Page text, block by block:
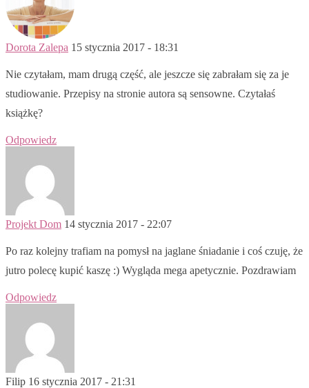
Dorota Zalepa 15 stycznia 2017 - 18:31
Nie czytałam, mam drugą część, ale jeszcze się zabrałam się za je
studiowanie. Przepisy na stronie autora są sensowne. Czytałaś
książkę?
Odpowiedz
Projekt Dom 14 stycznia 2017 - 22:07
Po raz kolejny trafiam na pomysł na jaglane śniadanie i coś czuję, że
jutro polecę kupić kaszę :) Wygląda mega apetycznie. Pozdrawiam
Odpowiedz
Filip 16 stycznia 2017 - 21:31